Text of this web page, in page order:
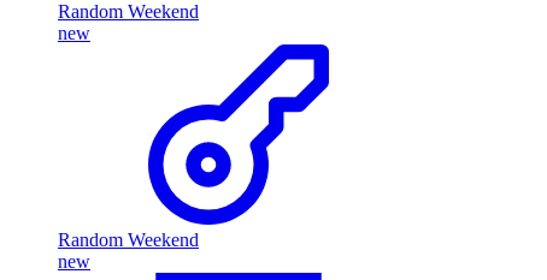
Random Weekend
new
Random Weekend
new